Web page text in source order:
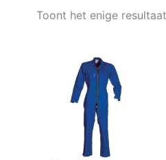
Toont het enige resultaat